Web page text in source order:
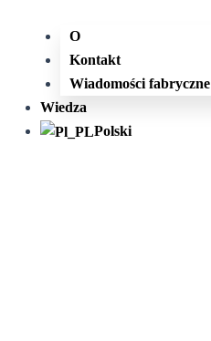
O
Kontakt
Wiadomości fabryczne
Wiedza
Polski